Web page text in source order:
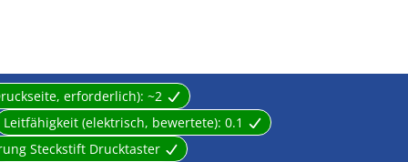
erforderlich): ~2
Leitfähigkeit (elektrisch, bewertete): 0.1
Steckstift Drucktaster